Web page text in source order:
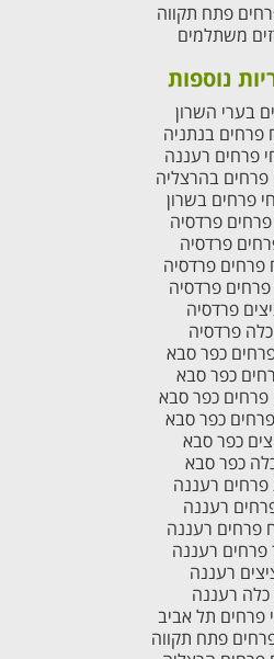
פתח תקווה
משתלמים
נוספות
בערי השרון
פרחים בנתניה
פרחים רעננה
פרחים בהרצליה
פרחים בשרון
פרדסיה
פרדסיה
פרחים פרדסיה
פרחים פרדסיה
פרדסיה
פרדסיה
כפר סבא
כפר סבא
כפר סבא
פרחים כפר סבא
כפר סבא
כפר סבא
פרחים רעננה
רעננה
פרחים רעננה
פרחים רעננה
רעננה
כלה רעננה
פרחים תל אביב
פתח תקווה